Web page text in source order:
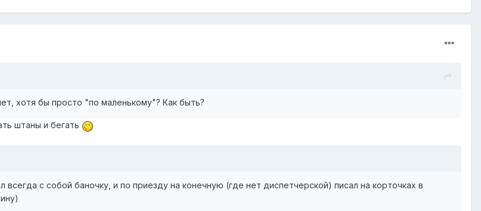
хотя бы просто "по маленькому"? Как быть?
штаны и бегать
с собой баночку, и по приезду на конечную (где нет диспетчерской) писал на корточках в